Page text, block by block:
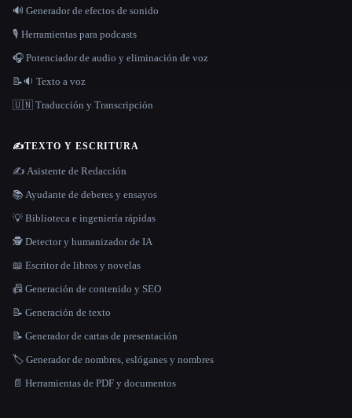
🔊 Generador de efectos de sonido
🎙️ Herramientas para podcasts
🎧 Potenciador de audio y eliminación de voz
📝🔉 Texto a voz
🇺🇳 Traducción y Transcripción
✍️TEXTO Y ESCRITURA
✍️ Asistente de Redacción
📚 Ayudante de deberes y ensayos
💡 Biblioteca e ingeniería rápidas
🕵️ Detector y humanizador de IA
📖 Escritor de libros y novelas
📠 Generación de contenido y SEO
📝 Generación de texto
📝 Generador de cartas de presentación
🏷️ Generador de nombres, eslóganes y nombres
📄 Herramientas de PDF y documentos